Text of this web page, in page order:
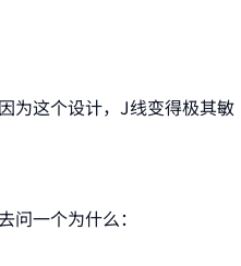
为这个设计，J线变得极其敏
一个为什么：